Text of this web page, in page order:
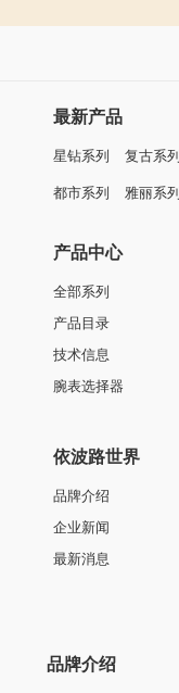
最新产品
星钻系列 复古系列
都市系列 雅丽系列
产品中心
全部系列
产品目录
技术信息
腕表选择器
依波路世界
品牌介绍
企业新闻
最新消息
品牌介绍